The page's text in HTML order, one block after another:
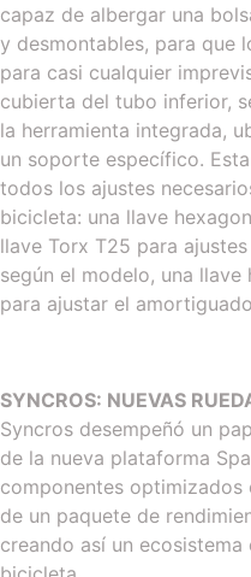
capaz de albergar una
y desmontables, para que
para casi cualquier
cubierta del tubo inferior,
la herramienta integrada,
un soporte específico.
todos los ajustes
bicicleta: una llave
llave Torx T25 para
según el modelo, una
para ajustar el
SYNCROS: NUEVAS
Syncros desempeñó un
de la nueva plataforma
componentes
de un paquete de
creando así un